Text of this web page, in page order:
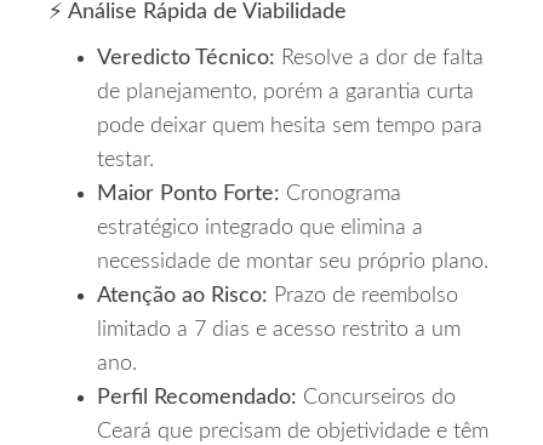
⚡ Análise Rápida de Viabilidade
Veredicto Técnico: Resolve a dor de falta
de planejamento, porém a garantia curta
pode deixar quem hesita sem tempo para
testar.
Maior Ponto Forte: Cronograma
estratégico integrado que elimina a
necessidade de montar seu próprio plano.
Atenção ao Risco: Prazo de reembolso
limitado a 7 dias e acesso restrito a um
ano.
Perfil Recomendado: Concurseiros do
Ceará que precisam de objetividade e têm